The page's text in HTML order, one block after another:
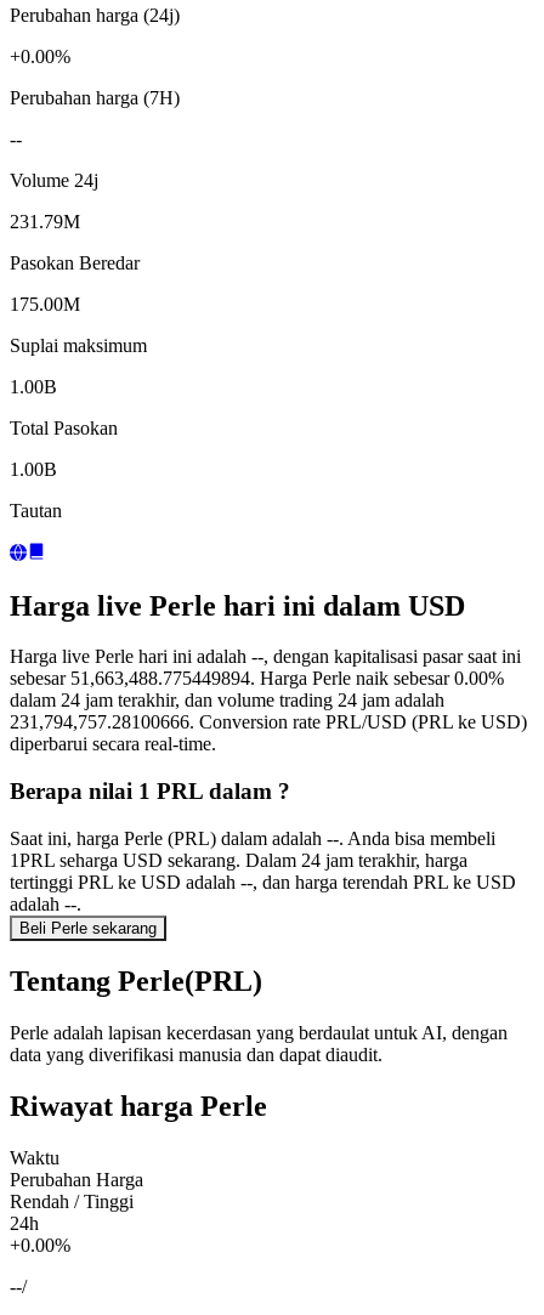
Perubahan harga (24j)
+0.00%
Perubahan harga (7H)
--
Volume 24j
231.79M
Pasokan Beredar
175.00M
Suplai maksimum
1.00B
Total Pasokan
1.00B
Tautan
Harga live Perle hari ini dalam USD
Harga live Perle hari ini adalah --, dengan kapitalisasi pasar saat ini
sebesar 51,663,488.775449894. Harga Perle naik sebesar 0.00%
dalam 24 jam terakhir, dan volume trading 24 jam adalah
231,794,757.28100666. Conversion rate PRL/USD (PRL ke USD)
diperbarui secara real-time.
Berapa nilai 1 PRL dalam ?
Saat ini, harga Perle (PRL) dalam adalah --. Anda bisa membeli
1PRL seharga USD sekarang. Dalam 24 jam terakhir, harga
tertinggi PRL ke USD adalah --, dan harga terendah PRL ke USD
adalah --.
Beli Perle sekarang
Tentang Perle(PRL)
Perle adalah lapisan kecerdasan yang berdaulat untuk AI, dengan
data yang diverifikasi manusia dan dapat diaudit.
Riwayat harga Perle
Waktu
Perubahan Harga
Rendah / Tinggi
24h
+0.00%
--/